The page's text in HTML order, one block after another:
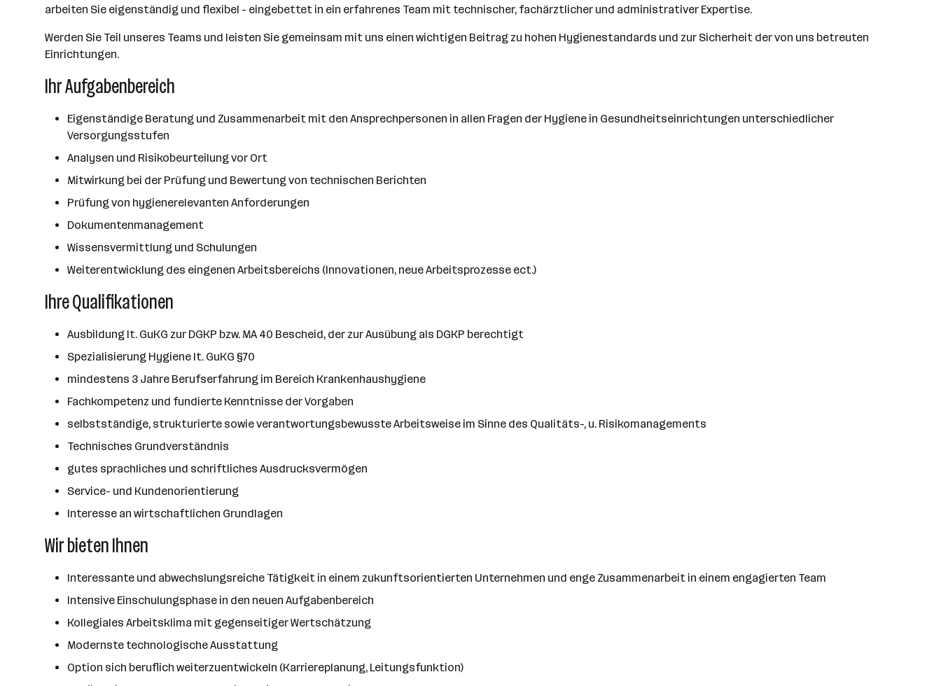
arbeiten Sie eigenständig und flexibel - eingebettet in ein erfahrenes Team mit technischer, fachärztlicher und administrativer Expertise.
Werden Sie Teil unseres Teams und leisten Sie gemeinsam mit uns einen wichtigen Beitrag zu hohen Hygienestandards und zur Sicherheit der von uns betreuten
Einrichtungen.
Ihr Aufgabenbereich
Eigenständige Beratung und Zusammenarbeit mit den Ansprechpersonen in allen Fragen der Hygiene in Gesundheitseinrichtungen unterschiedlicher
Versorgungsstufen
Analysen und Risikobeurteilung vor Ort
Mitwirkung bei der Prüfung und Bewertung von technischen Berichten
Prüfung von hygienerelevanten Anforderungen
Dokumentenmanagement
Wissensvermittlung und Schulungen
Weiterentwicklung des eingenen Arbeitsbereichs (Innovationen, neue Arbeitsprozesse ect.)
Ihre Qualifikationen
Ausbildung lt. GuKG zur DGKP bzw. MA 40 Bescheid, der zur Ausübung als DGKP berechtigt
Spezialisierung Hygiene lt. GuKG §70
mindestens 3 Jahre Berufserfahrung im Bereich Krankenhaushygiene
Fachkompetenz und fundierte Kenntnisse der Vorgaben
selbstständige, strukturierte sowie verantwortungsbewusste Arbeitsweise im Sinne des Qualitäts-, u. Risikomanagements
Technisches Grundverständnis
gutes sprachliches und schriftliches Ausdrucksvermögen
Service- und Kundenorientierung
Interesse an wirtschaftlichen Grundlagen
Wir bieten Ihnen
Interessante und abwechslungsreiche Tätigkeit in einem zukunftsorientierten Unternehmen und enge Zusammenarbeit in einem engagierten Team
Intensive Einschulungsphase in den neuen Aufgabenbereich
Kollegiales Arbeitsklima mit gegenseitiger Wertschätzung
Modernste technologische Ausstattung
Option sich beruflich weiterzuentwickeln (Karriereplanung, Leitungsfunktion)